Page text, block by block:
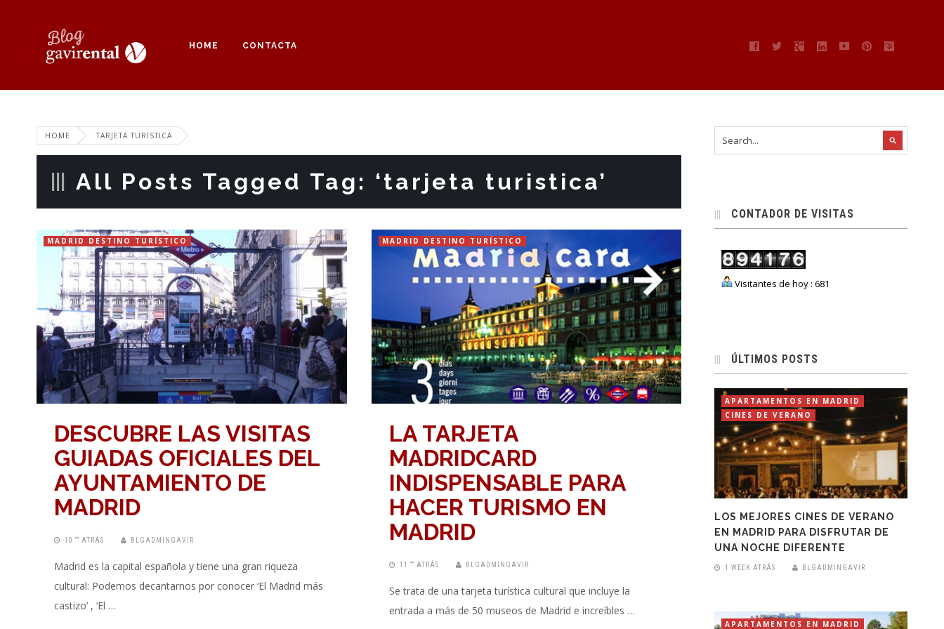
HOME CONTACTA
HOME TARJETA TURISTICA
All Posts Tagged Tag: ‘tarjeta turistica’
MADRID DESTINO TURÍSTICO
DESCUBRE LAS VISITAS
GUIADAS OFICIALES DEL
AYUNTAMIENTO DE
MADRID
10 “” ATRÁS BLGADMINGAVIR
Madrid es la capital española y tiene una gran riqueza
cultural: Podemos decantarnos por conocer ‘El Madrid más
castizo’ , ‘El …
MADRID DESTINO TURÍSTICO
LA TARJETA
MADRIDCARD
INDISPENSABLE PARA
HACER TURISMO EN
MADRID
11 “” ATRÁS BLGADMINGAVIR
Se trata de una tarjeta turística cultural que incluye la
entrada a más de 50 museos de Madrid e increíbles …
CONTADOR DE VISITAS
Visitantes de hoy : 681
ÚLTIMOS POSTS
APARTAMENTOS EN MADRID
CINES DE VERANO
LOS MEJORES CINES DE VERANO
EN MADRID PARA DISFRUTAR DE
UNA NOCHE DIFERENTE
1 WEEK ATRÁS BLGADMINGAVIR
APARTAMENTOS EN MADRID